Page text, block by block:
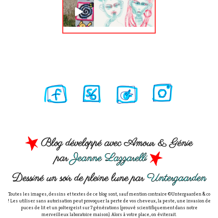
Blog développé avec Amour & Génie
parJeanne Lazzarelli
Dessiné un soir de pleine lune parUntergaarden
Toutes les images, dessins et textes de ce blog sont, sauf mention contraire ©Untergaarden & co
! Les utiliser sans autorisation peut provoquer la perte de vos cheveux, la peste, une invasion de
puces de lit et un poltergeist sur 7 générations (prouvé scientifiquement dans notre
merveilleux laboratoire maison). Alors à votre place, on éviterait.